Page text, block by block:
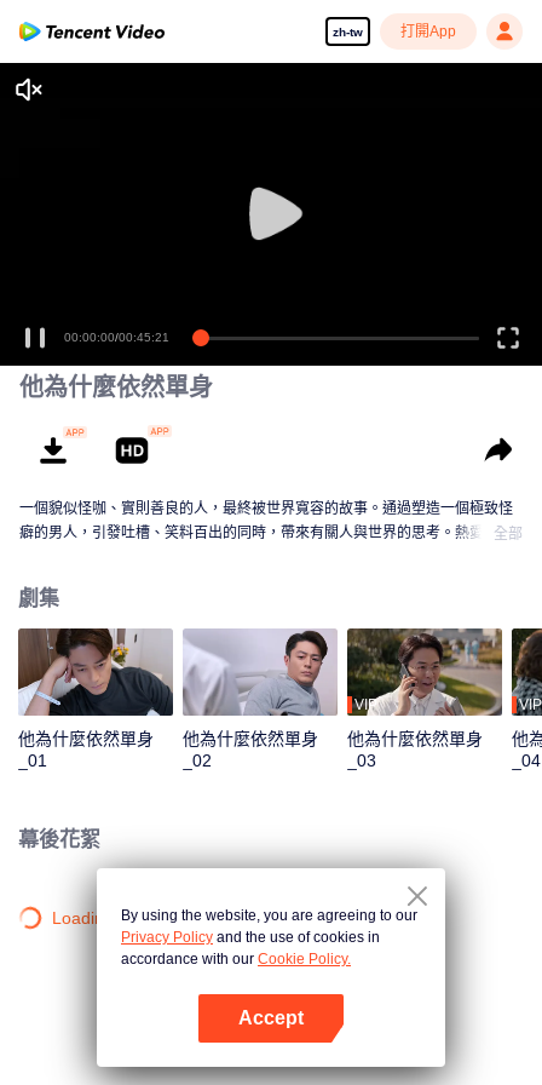
zh-tw 打開App
00:00:00/00:45:21
他為什麼依然單身
一個貌似怪咖、實則善良的人，最終被世界寬容的故事。通過塑造一個極致怪
癖的男人，引發吐槽、笑料百出的同時，帶來有關人與世界的思考。熱愛生活
神，他將如何應對，最終抱得美人歸。食無定味，適口者珍！沒有不結婚的男
人，只是沒有找到適配的那個人罷了。
全部
劇集
他為什麼依然單身
_01
他為什麼依然單身
_02
VIP
他為什麼依然單身
_03
VIP
他
_04
幕後花絮
Loading…By using the website, you are agreeing to our
Privacy Policy and the use of cookies in
accordance with our Cookie Policy.
Accept